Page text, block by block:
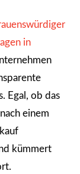
in
Egal, ob das
einem
kümmert